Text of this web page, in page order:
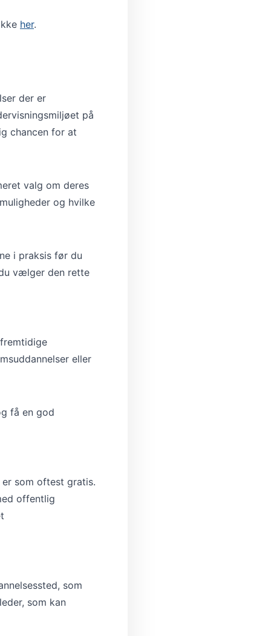
her.
der er
på
chancen for at
valg om deres
og hvilke
i praksis før du
vælger den rette
eller
få en god
som oftest gratis.
offentlig
som
som kan